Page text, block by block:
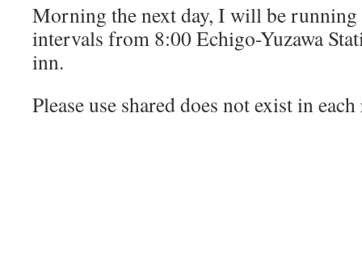
Morning the next day, I will be
intervals from 8:00 Echigo-Yuzawa
inn.
Please use shared does not exist in